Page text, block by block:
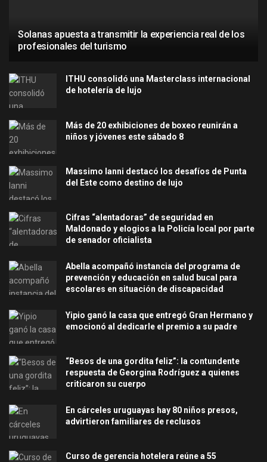
Solanas apuesta a transmitir la experiencia real de los
profesionales del turismo
ITHU consolidó una Masterclass internacional
de hotelería de lujo
Más de 20 exhibiciones de boxeo reunirán a
niños y jóvenes este sábado 8
Massimo Ianni destacó los desafíos de Punta
del Este como destino de lujo
Cifras “alentadoras” de seguridad en
Maldonado y elogios a la Policía local por parte
de senador oficialista
Abella acompañó instancia del programa de
prevención y educación en salud bucal para
escolares en situación de discapacidad
Yipio ganó la casa que entregó Gran Hermano y
emocionó al dedicarle el premio a su padre
“Besos de una gordita feliz”: la contundente
respuesta de Georgina Rodríguez a quienes
criticaron su cuerpo
En cárceles uruguayas hay 80 niños presos,
advirtieron familiares de reclusos
Curso de gerencia hotelera reúne a 55